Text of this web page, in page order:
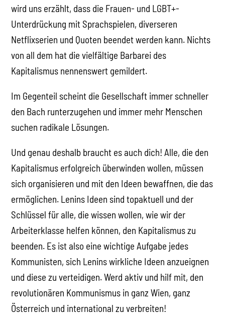
wird uns erzählt, dass die Frauen- und LGBT+-
Unterdrückung mit Sprachspielen, diverseren
Netflixserien und Quoten beendet werden kann. Nichts
von all dem hat die vielfältige Barbarei des
Kapitalismus nennenswert gemildert.
Im Gegenteil scheint die Gesellschaft immer schneller
den Bach runterzugehen und immer mehr Menschen
suchen radikale Lösungen.
Und genau deshalb braucht es auch dich! Alle, die den
Kapitalismus erfolgreich überwinden wollen, müssen
sich organisieren und mit den Ideen bewaffnen, die das
ermöglichen. Lenins Ideen sind topaktuell und der
Schlüssel für alle, die wissen wollen, wie wir der
Arbeiterklasse helfen können, den Kapitalismus zu
beenden. Es ist also eine wichtige Aufgabe jedes
Kommunisten, sich Lenins wirkliche Ideen anzueignen
und diese zu verteidigen. Werd aktiv und hilf mit, den
revolutionären Kommunismus in ganz Wien, ganz
Österreich und international zu verbreiten!